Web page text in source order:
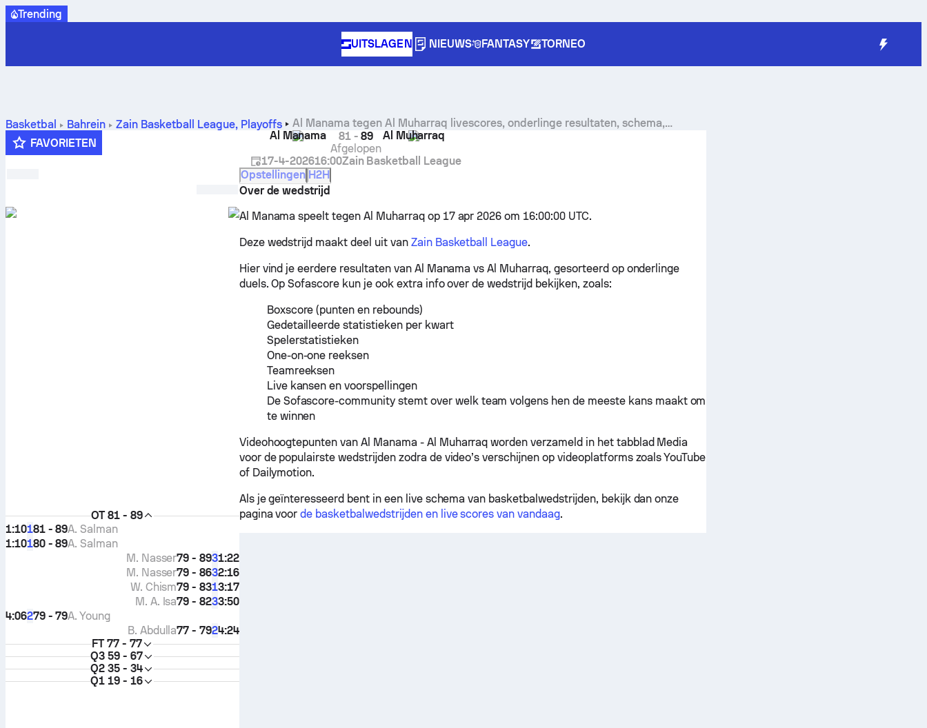
Trending
UITSLAGEN NIEUWS FANTASY TORNEO
Basketbal Bahrein Zain Basketball League, Playoffs
Al Manama tegen Al Muharraq livescores, onderlinge resultaten, schema,
voorspellingen en statistieken
FAVORIETEN
Al Manama 81-89
Afgelopen
Al Muharraq
17-4-202616:00Zain Basketball League
OT 81 - 89
1:10181 - 89A. Salman
1:10180 - 89A. Salman
1:22
3
79 - 89
M. Nasser
2:16
3
79 - 86
M. Nasser
3:17
1
79 - 83
W. Chism
3:50
3
79 - 82
M. A. Isa
4:06279 - 79A. Young
4:24
2
77 - 79
B. Abdulla
FT 77 - 77
Q3 59 - 67
Q2 35 - 34
Q1 19 - 16
Opstellingen H2H
Over de wedstrijd
Al Manama speelt tegen Al Muharraq op 17 apr 2026 om 16:00:00 UTC.
Deze wedstrijd maakt deel uit van Zain Basketball League.
Hier vind je eerdere resultaten van Al Manama vs Al Muharraq, gesorteerd op onderlinge
duels. Op Sofascore kun je ook extra info over de wedstrijd bekijken, zoals:
Boxscore (punten en rebounds)
Gedetailleerde statistieken per kwart
Spelerstatistieken
One-on-one reeksen
Teamreeksen
Live kansen en voorspellingen
De Sofascore-community stemt over welk team volgens hen de meeste kans maakt om
te winnen
Videohoogtepunten van Al Manama - Al Muharraq worden verzameld in het tabblad Media
voor de populairste wedstrijden zodra de video’s verschijnen op videoplatforms zoals YouTube
of Dailymotion.
Als je geïnteresseerd bent in een live schema van basketbalwedstrijden, bekijk dan onze
pagina voorde basketbalwedstrijden en live scores van vandaag.